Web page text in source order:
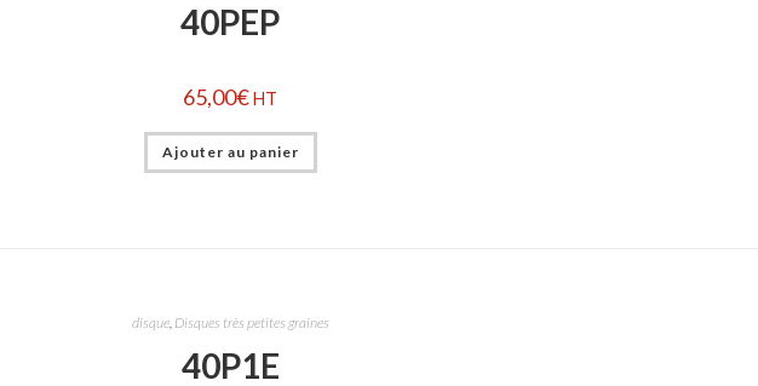
40PEP
65,00€ HT
Ajouter au panier
disque, Disques très petites graines
40P1E